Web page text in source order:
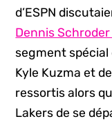
d’ESPN
Dennis Schroder
segment spécial
Kyle Kuzma et
ressortis alors
Lakers de se